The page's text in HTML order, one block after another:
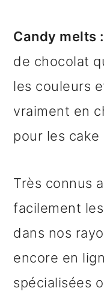
Candy melts :
de chocolat
les couleurs
vraiment en
pour les cake
Très connus
facilement
dans nos
encore en
spécialisées